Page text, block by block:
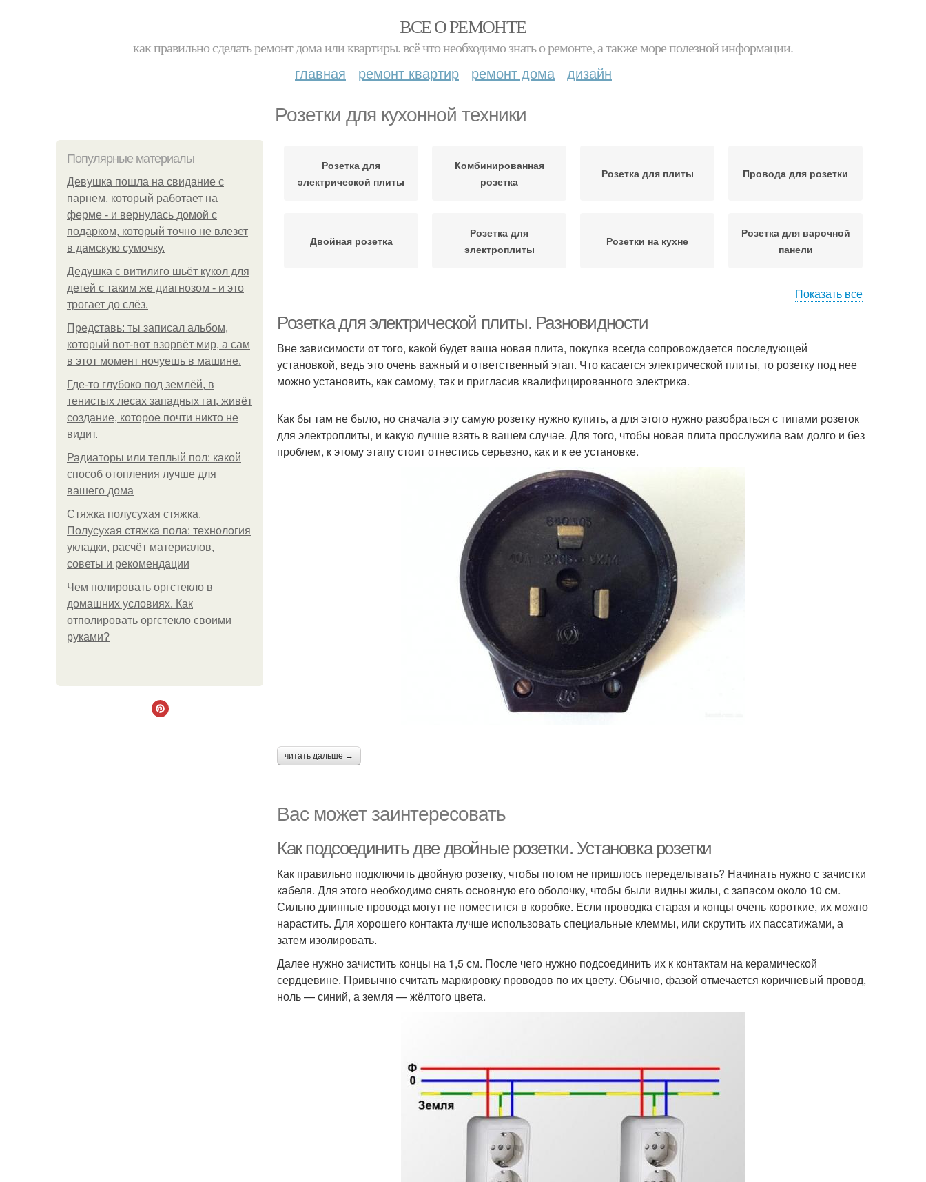
ВСЕ О РЕМОНТЕ
как правильно сделать ремонт дома или квартиры. всё что необходимо знать о ремонте, а также море полезной информации.
главная ремонт квартир ремонт дома дизайн
Розетки для кухонной техники
Популярные материалы
Девушка пошла на свидание с
парнем, который работает на
ферме - и вернулась домой с
подарком, который точно не влезет
в дамскую сумочку.
Дедушка с витилиго шьёт кукол для
детей с таким же диагнозом - и это
трогает до слёз.
Представь: ты записал альбом,
который вот-вот взорвёт мир, а сам
в этот момент ночуешь в машине.
Где-то глубоко под землёй, в
тенистых лесах западных гат, живёт
создание, которое почти никто не
видит.
Радиаторы или теплый пол: какой
способ отопления лучше для
вашего дома
Стяжка полусухая стяжка.
Полусухая стяжка пола: технология
укладки, расчёт материалов,
советы и рекомендации
Чем полировать оргстекло в
домашних условиях. Как
отполировать оргстекло своими
руками?
Розетка для
электрической плиты
Комбинированная
розетка
Розетка для плиты Провода для розетки
Двойная розетка
Розетка для
электроплиты
Розетки на кухне
Розетка для варочной
панели
посудомоечной машины
Розетки для кухонных
Розетки для заказчиков Вольты в розетке
Показать все
Розетка для электрической плиты. Разновидности
Вне зависимости от того, какой будет ваша новая плита, покупка всегда сопровождается последующей
установкой, ведь это очень важный и ответственный этап. Что касается электрической плиты, то розетку под нее
можно установить, как самому, так и пригласив квалифицированного электрика.
Как бы там не было, но сначала эту самую розетку нужно купить, а для этого нужно разобраться с типами розеток
для электроплиты, и какую лучше взять в вашем случае. Для того, чтобы новая плита прослужила вам долго и без
проблем, к этому этапу стоит отнестись серьезно, как и к ее установке.
читать дальше →
Вас может заинтересовать
Как подсоединить две двойные розетки. Установка розетки
Как правильно подключить двойную розетку, чтобы потом не пришлось переделывать? Начинать нужно с зачистки
кабеля. Для этого необходимо снять основную его оболочку, чтобы были видны жилы, с запасом около 10 см.
Сильно длинные провода могут не поместится в коробке. Если проводка старая и концы очень короткие, их можно
нарастить. Для хорошего контакта лучше использовать специальные клеммы, или скрутить их пассатижами, а
затем изолировать.
Далее нужно зачистить концы на 1,5 см. После чего нужно подсоединить их к контактам на керамической
сердцевине. Привычно считать маркировку проводов по их цвету. Обычно, фазой отмечается коричневый провод,
ноль — синий, а земля — жёлтого цвета.